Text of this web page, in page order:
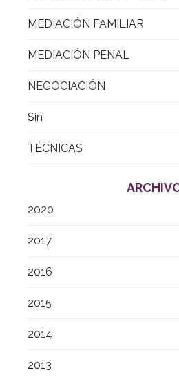
MEDIACIÓN FAMILIAR
MEDIACIÓN PENAL
NEGOCIACIÓN
Sin
TÉCNICAS
2020
2017
2016
2015
2014
2013